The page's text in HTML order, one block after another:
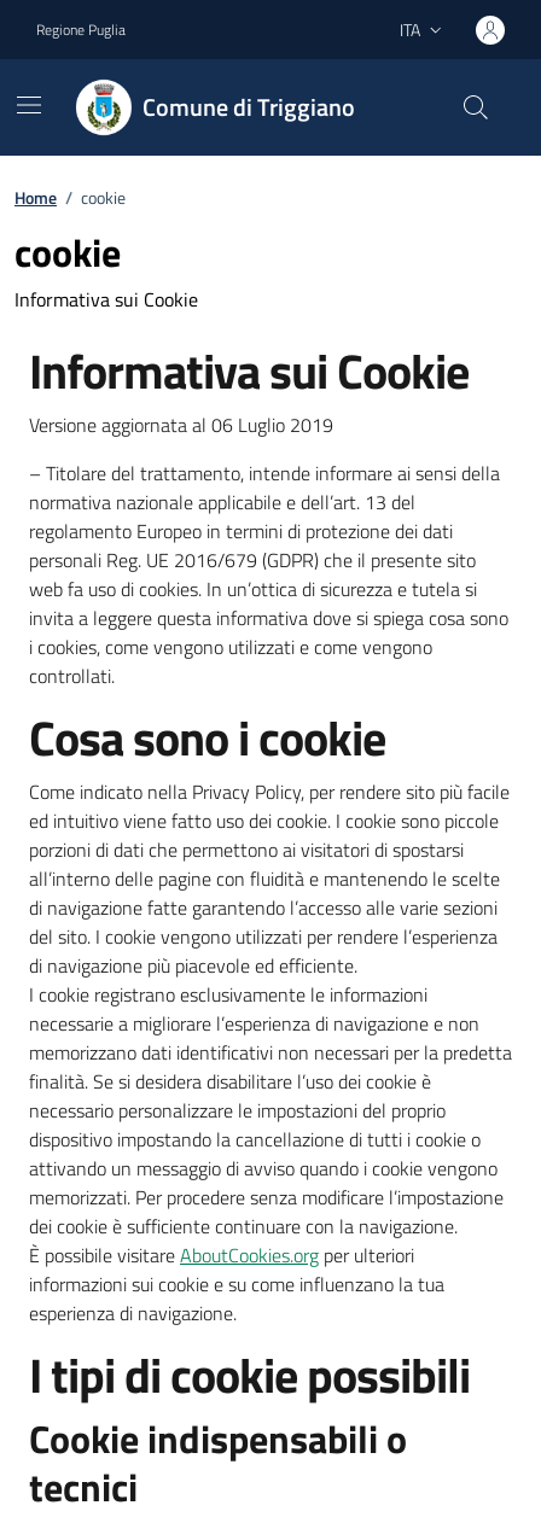
Regione Puglia Lingua attiva:
ITA
Comune di Triggiano
Home / cookie
cookie
Informativa sui Cookie
Informativa sui Cookie
Versione aggiornata al 06 Luglio 2019
– Titolare del trattamento, intende informare ai sensi della
normativa nazionale applicabile e dell’art. 13 del
regolamento Europeo in termini di protezione dei dati
personali Reg. UE 2016/679 (GDPR) che il presente sito
web fa uso di cookies. In un’ottica di sicurezza e tutela si
invita a leggere questa informativa dove si spiega cosa sono
i cookies, come vengono utilizzati e come vengono
controllati.
Cosa sono i cookie
Come indicato nella Privacy Policy, per rendere sito più facile
ed intuitivo viene fatto uso dei cookie. I cookie sono piccole
porzioni di dati che permettono ai visitatori di spostarsi
all’interno delle pagine con fluidità e mantenendo le scelte
di navigazione fatte garantendo l’accesso alle varie sezioni
del sito. I cookie vengono utilizzati per rendere l’esperienza
di navigazione più piacevole ed efficiente.
I cookie registrano esclusivamente le informazioni
necessarie a migliorare l’esperienza di navigazione e non
memorizzano dati identificativi non necessari per la predetta
finalità. Se si desidera disabilitare l’uso dei cookie è
necessario personalizzare le impostazioni del proprio
dispositivo impostando la cancellazione di tutti i cookie o
attivando un messaggio di avviso quando i cookie vengono
memorizzati. Per procedere senza modificare l’impostazione
dei cookie è sufficiente continuare con la navigazione.
È possibile visitareAboutCookies.org per ulteriori
informazioni sui cookie e su come influenzano la tua
esperienza di navigazione.
I tipi di cookie possibili
Cookie indispensabili o
tecnici